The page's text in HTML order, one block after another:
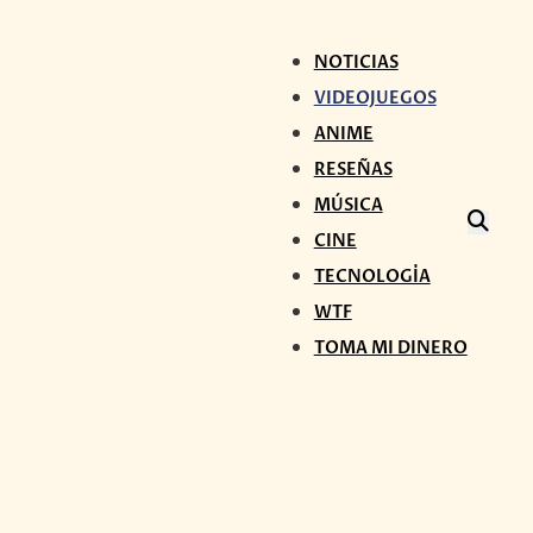
NOTICIAS
VIDEOJUEGOS
ANIME
RESEÑAS
MÚSICA
CINE
TECNOLOGÍA
WTF
TOMA MI DINERO